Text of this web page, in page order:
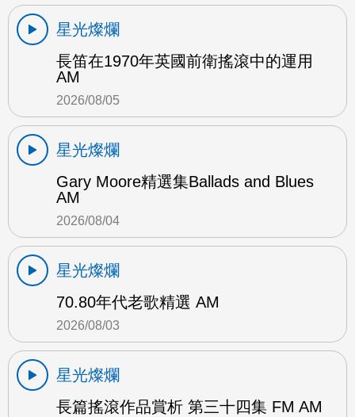
星光燦爛
長笛在1970年英國前衛搖滾中的運用
AM
2026/08/05
星光燦爛
Gary Moore精選集Ballads and Blues
AM
2026/08/04
星光燦爛
70.80年代老歌精選 AM
2026/08/03
星光燦爛
長篇搖滾作品賞析 第三十四集 FM AM